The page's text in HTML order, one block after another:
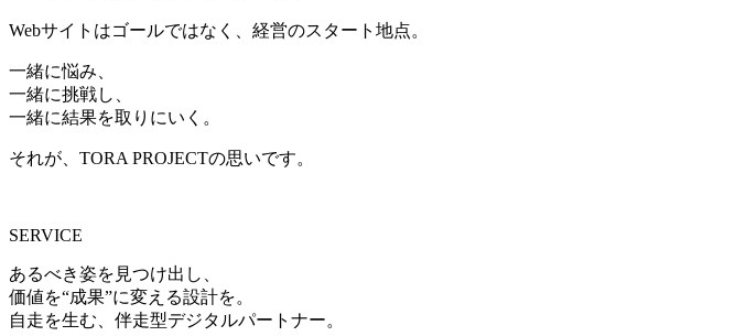
Webサイトはゴールではなく、経営のスタート地点。
一緒に悩み、
一緒に挑戦し、
一緒に結果を取りにいく。
それが、TORA PROJECTの思いです。
SERVICE
あるべき姿を見つけ出し、
価値を“成果”に変える設計を。
自走を生む、伴走型デジタルパートナー。